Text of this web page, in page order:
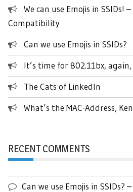
We can use Emojis in SSIDs!
Compatibility
Can we use Emojis in SSIDs?
It’s time for 802.11bx,
The Cats of LinkedIn
What’s the MAC-Address,
RECENT COMMENTS
Can we use Emojis in SSIDs?